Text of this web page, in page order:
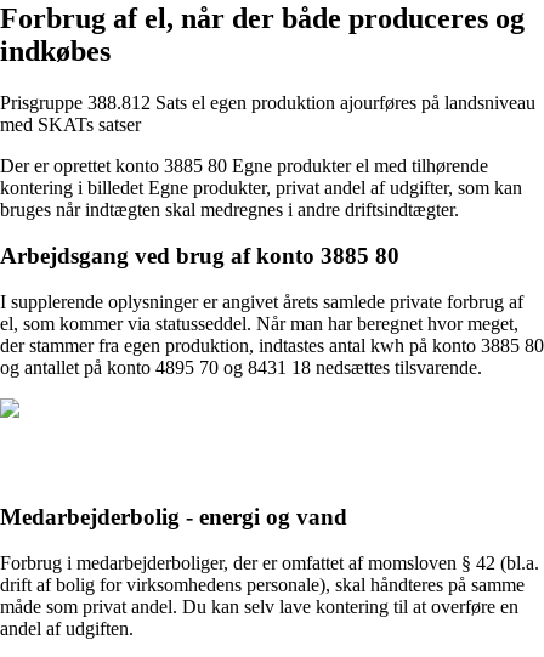
Forbrug af el, når der både produceres og
indkøbes
Prisgruppe 388.812 Sats el egen produktion ajourføres på landsniveau
med SKATs satser
Der er oprettet konto 3885 80 Egne produkter el med tilhørende
kontering i billedet Egne produkter, privat andel af udgifter, som kan
bruges når indtægten skal medregnes i andre driftsindtægter.
Arbejdsgang ved brug af konto 3885 80
I supplerende oplysninger er angivet årets samlede private forbrug af
el, som kommer via statusseddel. Når man har beregnet hvor meget,
der stammer fra egen produktion, indtastes antal kwh på konto 3885 80
og antallet på konto 4895 70 og 8431 18 nedsættes tilsvarende.
Medarbejderbolig - energi og vand
Forbrug i medarbejderboliger, der er omfattet af momsloven § 42 (bl.a.
drift af bolig for virksomhedens personale), skal håndteres på samme
måde som privat andel. Du kan selv lave kontering til at overføre en
andel af udgiften.